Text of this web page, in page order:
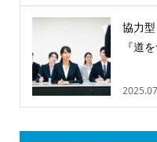
協力
『道